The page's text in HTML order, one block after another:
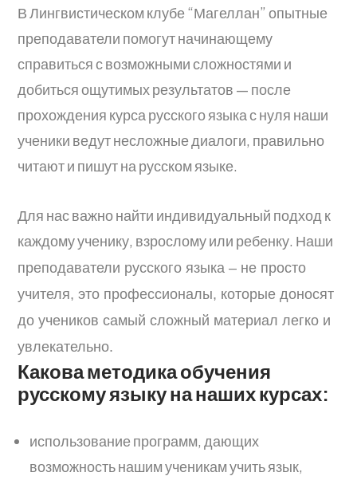
В Лингвистическом клубе “Магеллан” опытные
преподаватели помогут начинающему
справиться с возможными сложностями и
добиться ощутимых результатов — после
прохождения курса русского языка с нуля наши
ученики ведут несложные диалоги, правильно
читают и пишут на русском языке.
Для нас важно найти индивидуальный подход к
каждому ученику, взрослому или ребенку. Наши
преподаватели русского языка – не просто
учителя, это профессионалы, которые доносят
до учеников самый сложный материал легко и
увлекательно.
Какова методика обучения
русскому языку на наших курсах:
использование программ, дающих
возможность нашим ученикам учить язык,